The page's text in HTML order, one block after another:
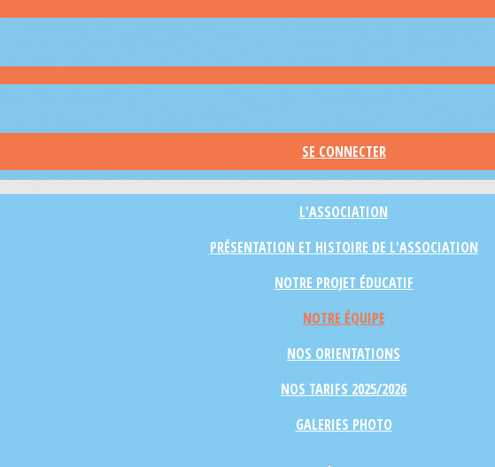
SE CONNECTER
L'ASSOCIATION
PRÉSENTATION ET HISTOIRE DE L'ASSOCIATION
NOTRE PROJET ÉDUCATIF
NOTRE ÉQUIPE
NOS ORIENTATIONS
NOS TARIFS 2025/2026
GALERIES PHOTO